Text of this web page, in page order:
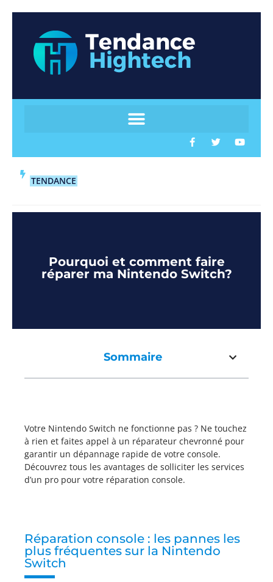
TENDANCE
Pourquoi et comment faire
réparer ma Nintendo Switch?
Sommaire
Votre Nintendo Switch ne fonctionne pas ? Ne touchez
à rien et faites appel à un réparateur chevronné pour
garantir un dépannage rapide de votre console.
Découvrez tous les avantages de solliciter les services
d’un pro pour votre réparation console.
Réparation console : les pannes les
plus fréquentes sur la Nintendo
Switch